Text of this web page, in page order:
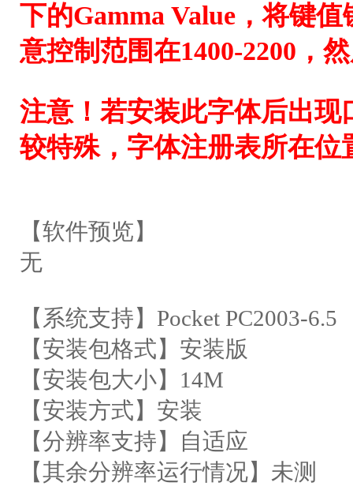
下的Gamma Value，将键
意控制范围在1400-2200，
注意！若安装此字体后出
较特殊，字体注册表所在
【软件预览】
无
【系统支持】Pocket PC2003-6.5
【安装包格式】安装版
【安装包大小】14M
【安装方式】安装
【分辨率支持】自适应
【其余分辨率运行情况】未测